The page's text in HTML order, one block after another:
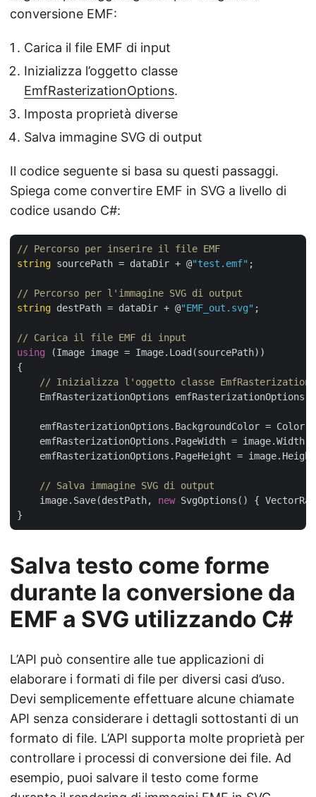
conversione EMF:
Carica il file EMF di input
Inizializza l’oggetto classe
EmfRasterizationOptions.
Imposta proprietà diverse
Salva immagine SVG di output
Il codice seguente si basa su questi passaggi.
Spiega come convertire EMF in SVG a livello di
codice usando C#:
// Percorso per inserire il file EMF
string sourcePath = dataDir + @"test.emf" ;
// Percorso per l'immagine SVG di output
string destPath = dataDir + @"EMF_out.svg" ;
// Carica il file EMF di input
using (Image image = Image.Load(sourcePath))
{
// Inizializza l'oggetto classe
EmfRasterizationOptions emfRasterizationOptions
emfRasterizationOptions.BackgroundColor =
    emfRasterizationOptions.PageWidth = image.Width;
emfRasterizationOptions.PageHeight =
// Salva immagine SVG di output
    image.Save(destPath,
new SvgOptions() {
Salva testo come forme
durante la conversione da
EMF a SVG utilizzando C#
L’API può consentire alle tue applicazioni di
elaborare i formati di file per diversi casi d’uso.
Devi semplicemente effettuare alcune chiamate
API senza considerare i dettagli sottostanti di un
formato di file. L’API supporta molte proprietà per
controllare i processi di conversione dei file. Ad
esempio, puoi salvare il testo come forme